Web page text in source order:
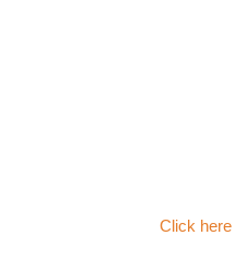
Click here